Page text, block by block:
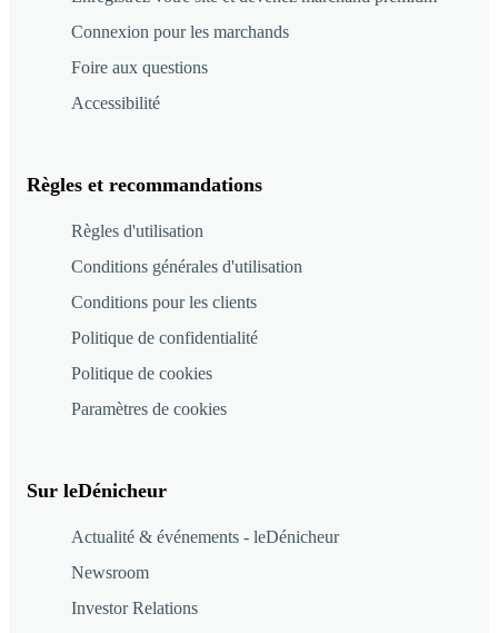
Connexion pour les marchands
Foire aux questions
Accessibilité
Règles et recommandations
Règles d'utilisation
Conditions générales d'utilisation
Conditions pour les clients
Politique de confidentialité
Politique de cookies
Paramètres de cookies
Sur leDénicheur
Actualité & événements - leDénicheur
Newsroom
Investor Relations